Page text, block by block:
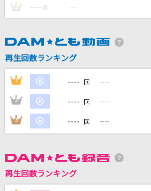
[生音]君に届け
HY
カラオケ最新情報をチェック！
3 ---- 点 ----
再生回数ランキング
1 ---- 回 ----
2 ---- 回 ----
3 ---- 回 ----
再生回数ランキング